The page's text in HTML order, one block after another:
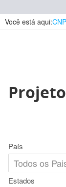
Você está aqui:
País
Estados